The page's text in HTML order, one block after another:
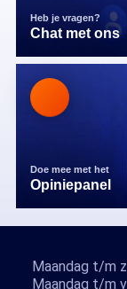
Heb je vragen?
Chat met ons
Doe mee met het
Opiniepanel
Maandag t/m
Maandag t/m